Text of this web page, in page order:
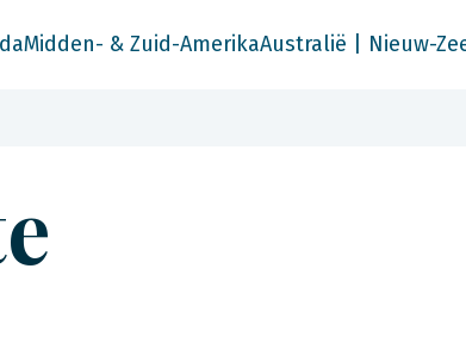
Midden- & Zuid-AmerikaAustralië | Nieuw-